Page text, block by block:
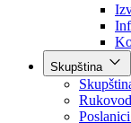
Skupština